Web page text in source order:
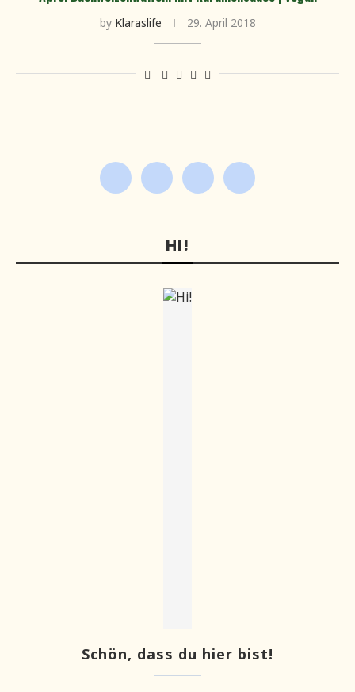
by Klaraslife 29. April 2018
HI!
Schön, dass du hier bist!